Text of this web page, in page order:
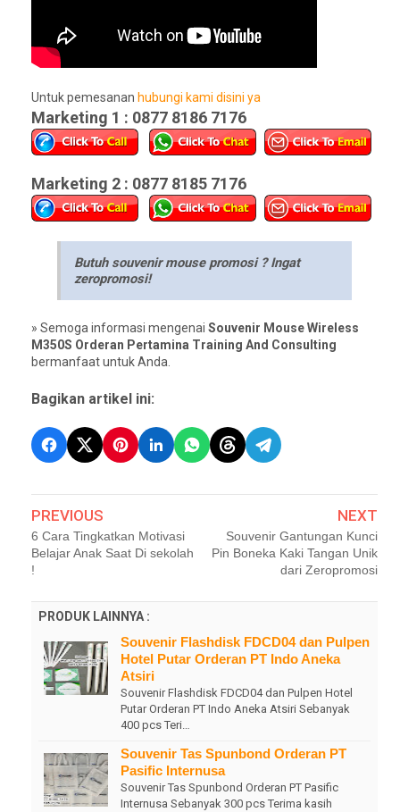
Untuk pemesanan hubungi kami disini ya
Marketing 1 : 0877 8186 7176
Marketing 2 : 0877 8185 7176
Butuh souvenir mouse promosi ? Ingat
zeropromosi!
» Semoga informasi mengenai Souvenir Mouse Wireless
M350S Orderan Pertamina Training And Consulting
bermanfaat untuk Anda.
Bagikan artikel ini:
PREVIOUS
6 Cara Tingkatkan Motivasi
Belajar Anak Saat Di sekolah
!
NEXT
Souvenir Gantungan Kunci
Pin Boneka Kaki Tangan Unik
dari Zeropromosi
PRODUK LAINNYA :
Souvenir Flashdisk FDCD04 dan Pulpen
Hotel Putar Orderan PT Indo Aneka
Atsiri
Souvenir Flashdisk FDCD04 dan Pulpen Hotel
Putar Orderan PT Indo Aneka Atsiri Sebanyak
400 pcs Teri…
Souvenir Tas Spunbond Orderan PT
Pasific Internusa
Souvenir Tas Spunbond Orderan PT Pasific
Internusa Sebanyak 300 pcs Terima kasih